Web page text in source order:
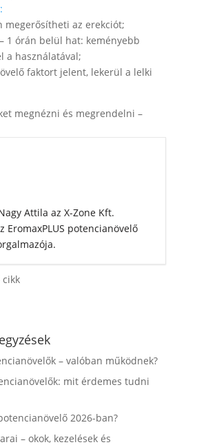
megerősítheti az erekciót;
1 órán belül hat: keményebb
a használatával;
faktort jelent, lekerül a lelki
megnézni és megrendelni –
Attila az X-Zone Kft.
EromaxPLUS potencianövelő
cikk
– valóban működnek?
mit érdemes tudni
2026-ban?
– okok, kezelések és